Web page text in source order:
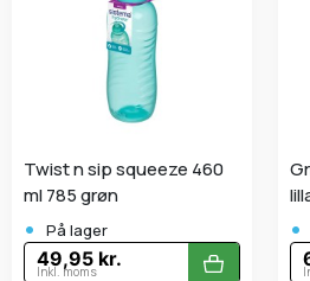
Twist n sip squeeze 460
ml 785 grøn
• På lager
49,95 kr.
Inkl. moms
Gripper bottle 800 ml 850
•